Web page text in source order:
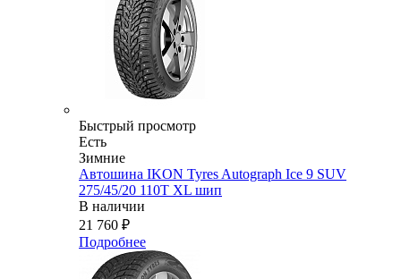
Быстрый просмотр
Есть
Зимние
Автошина IKON Tyres Autograph Ice 9 SUV
275/45/20 110T XL шип
В наличии
21 760 ₽
Подробнее